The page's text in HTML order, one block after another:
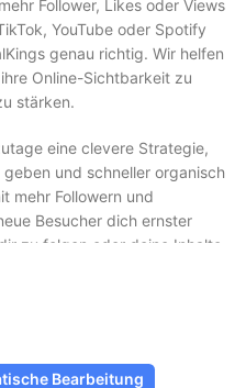
Follower, Likes oder Views
YouTube oder Spotify
genau richtig. Wir helfen
Online-Sichtbarkeit zu
stärken.
eine clevere Strategie,
und schneller organisch
mehr Followern und
Besucher dich ernster
zu folgen oder deine Inhalte
an erster Stelle. Du
Bearbeitung